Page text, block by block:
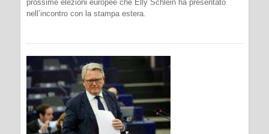
prossime elezioni europee che Elly Schlein ha presentato
nell’incontro con la stampa estera.